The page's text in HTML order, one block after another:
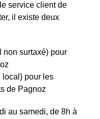
service client de
il existe deux
non surtaxé) pour
local) pour les
de Pagnoz
au samedi, de 8h à